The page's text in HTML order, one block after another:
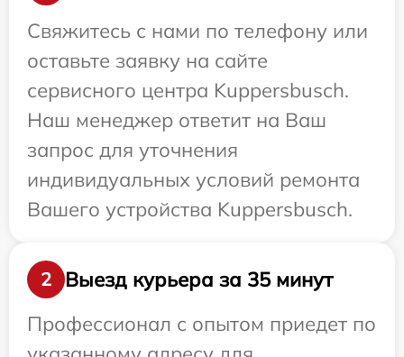
Свяжитесь с нами по телефону или
оставьте заявку на сайте
сервисного центра Kuppersbusch.
Наш менеджер ответит на Ваш
запрос для уточнения
индивидуальных условий ремонта
Вашего устройства Kuppersbusch.
2
Выезд курьера за 35 минут
Профессионал с опытом приедет по